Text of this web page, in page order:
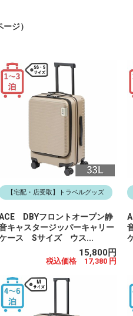
ジ）
【宅配・店受取】トラベルグッズ
DBYフロントオープン静
キャスタージッパーキャリー
ース Sサイズ ウス...
15,800円
税込価格 17,380 円